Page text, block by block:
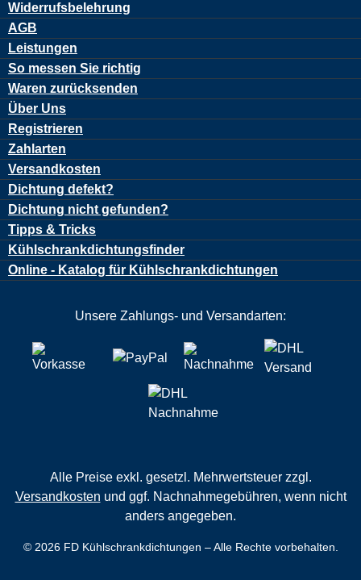
Widerrufsbelehrung
AGB
Leistungen
So messen Sie richtig
Waren zurücksenden
Über Uns
Registrieren
Zahlarten
Versandkosten
Dichtung defekt?
Dichtung nicht gefunden?
Tipps & Tricks
Kühlschrankdichtungsfinder
Online - Katalog für Kühlschrankdichtungen
Unsere Zahlungs- und Versandarten:
Alle Preise exkl. gesetzl. Mehrwertsteuer zzgl.
Versandkosten und ggf. Nachnahmegebühren, wenn nicht
anders angegeben.